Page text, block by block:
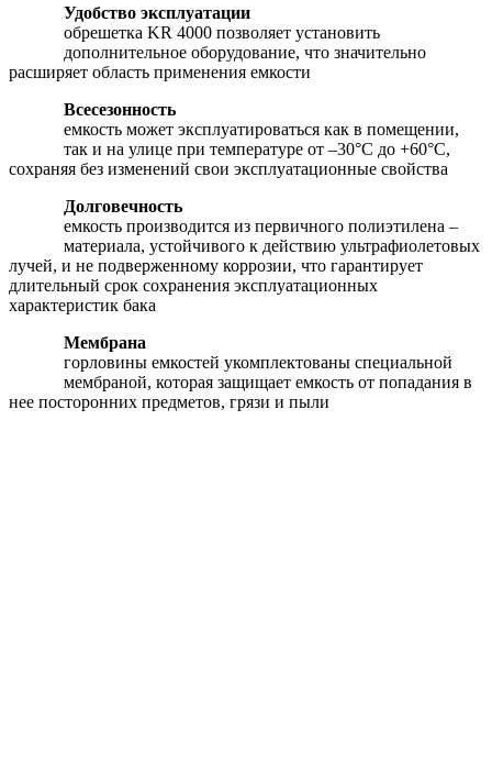
Удобство эксплуатации
обрешетка KR 4000 позволяет установить
дополнительное оборудование, что значительно
расширяет область применения емкости
Всесезонность
емкость может эксплуатироваться как в помещении,
так и на улице при температуре от –30°С до +60°С,
сохраняя без изменений свои эксплуатационные свойства
Долговечность
емкость производится из первичного полиэтилена –
материала, устойчивого к действию ультрафиолетовых
лучей, и не подверженному коррозии, что гарантирует
длительный срок сохранения эксплуатационных
характеристик бака
Мембрана
горловины емкостей укомплектованы специальной
мембраной, которая защищает емкость от попадания в
нее посторонних предметов, грязи и пыли